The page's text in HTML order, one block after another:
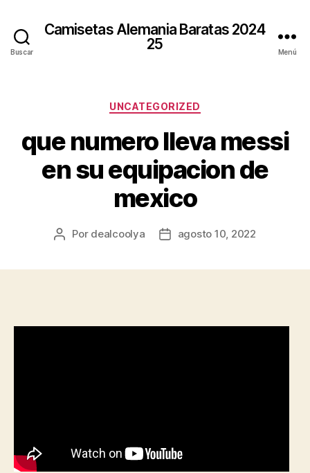
Buscar
Camisetas Alemania Baratas 2024
25
Menú
Categorías
UNCATEGORIZED
que numero lleva messi
en su equipacion de
mexico
Autor
Por dealcoolya
Fechaagosto 10, 2022